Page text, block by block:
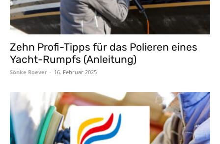
Zehn Profi-Tipps für das Polieren eines
Yacht-Rumpfs (Anleitung)
Sönke Roever - 16. Februar 2025